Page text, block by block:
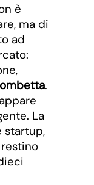
è
ma di
ad
.
La
startup,